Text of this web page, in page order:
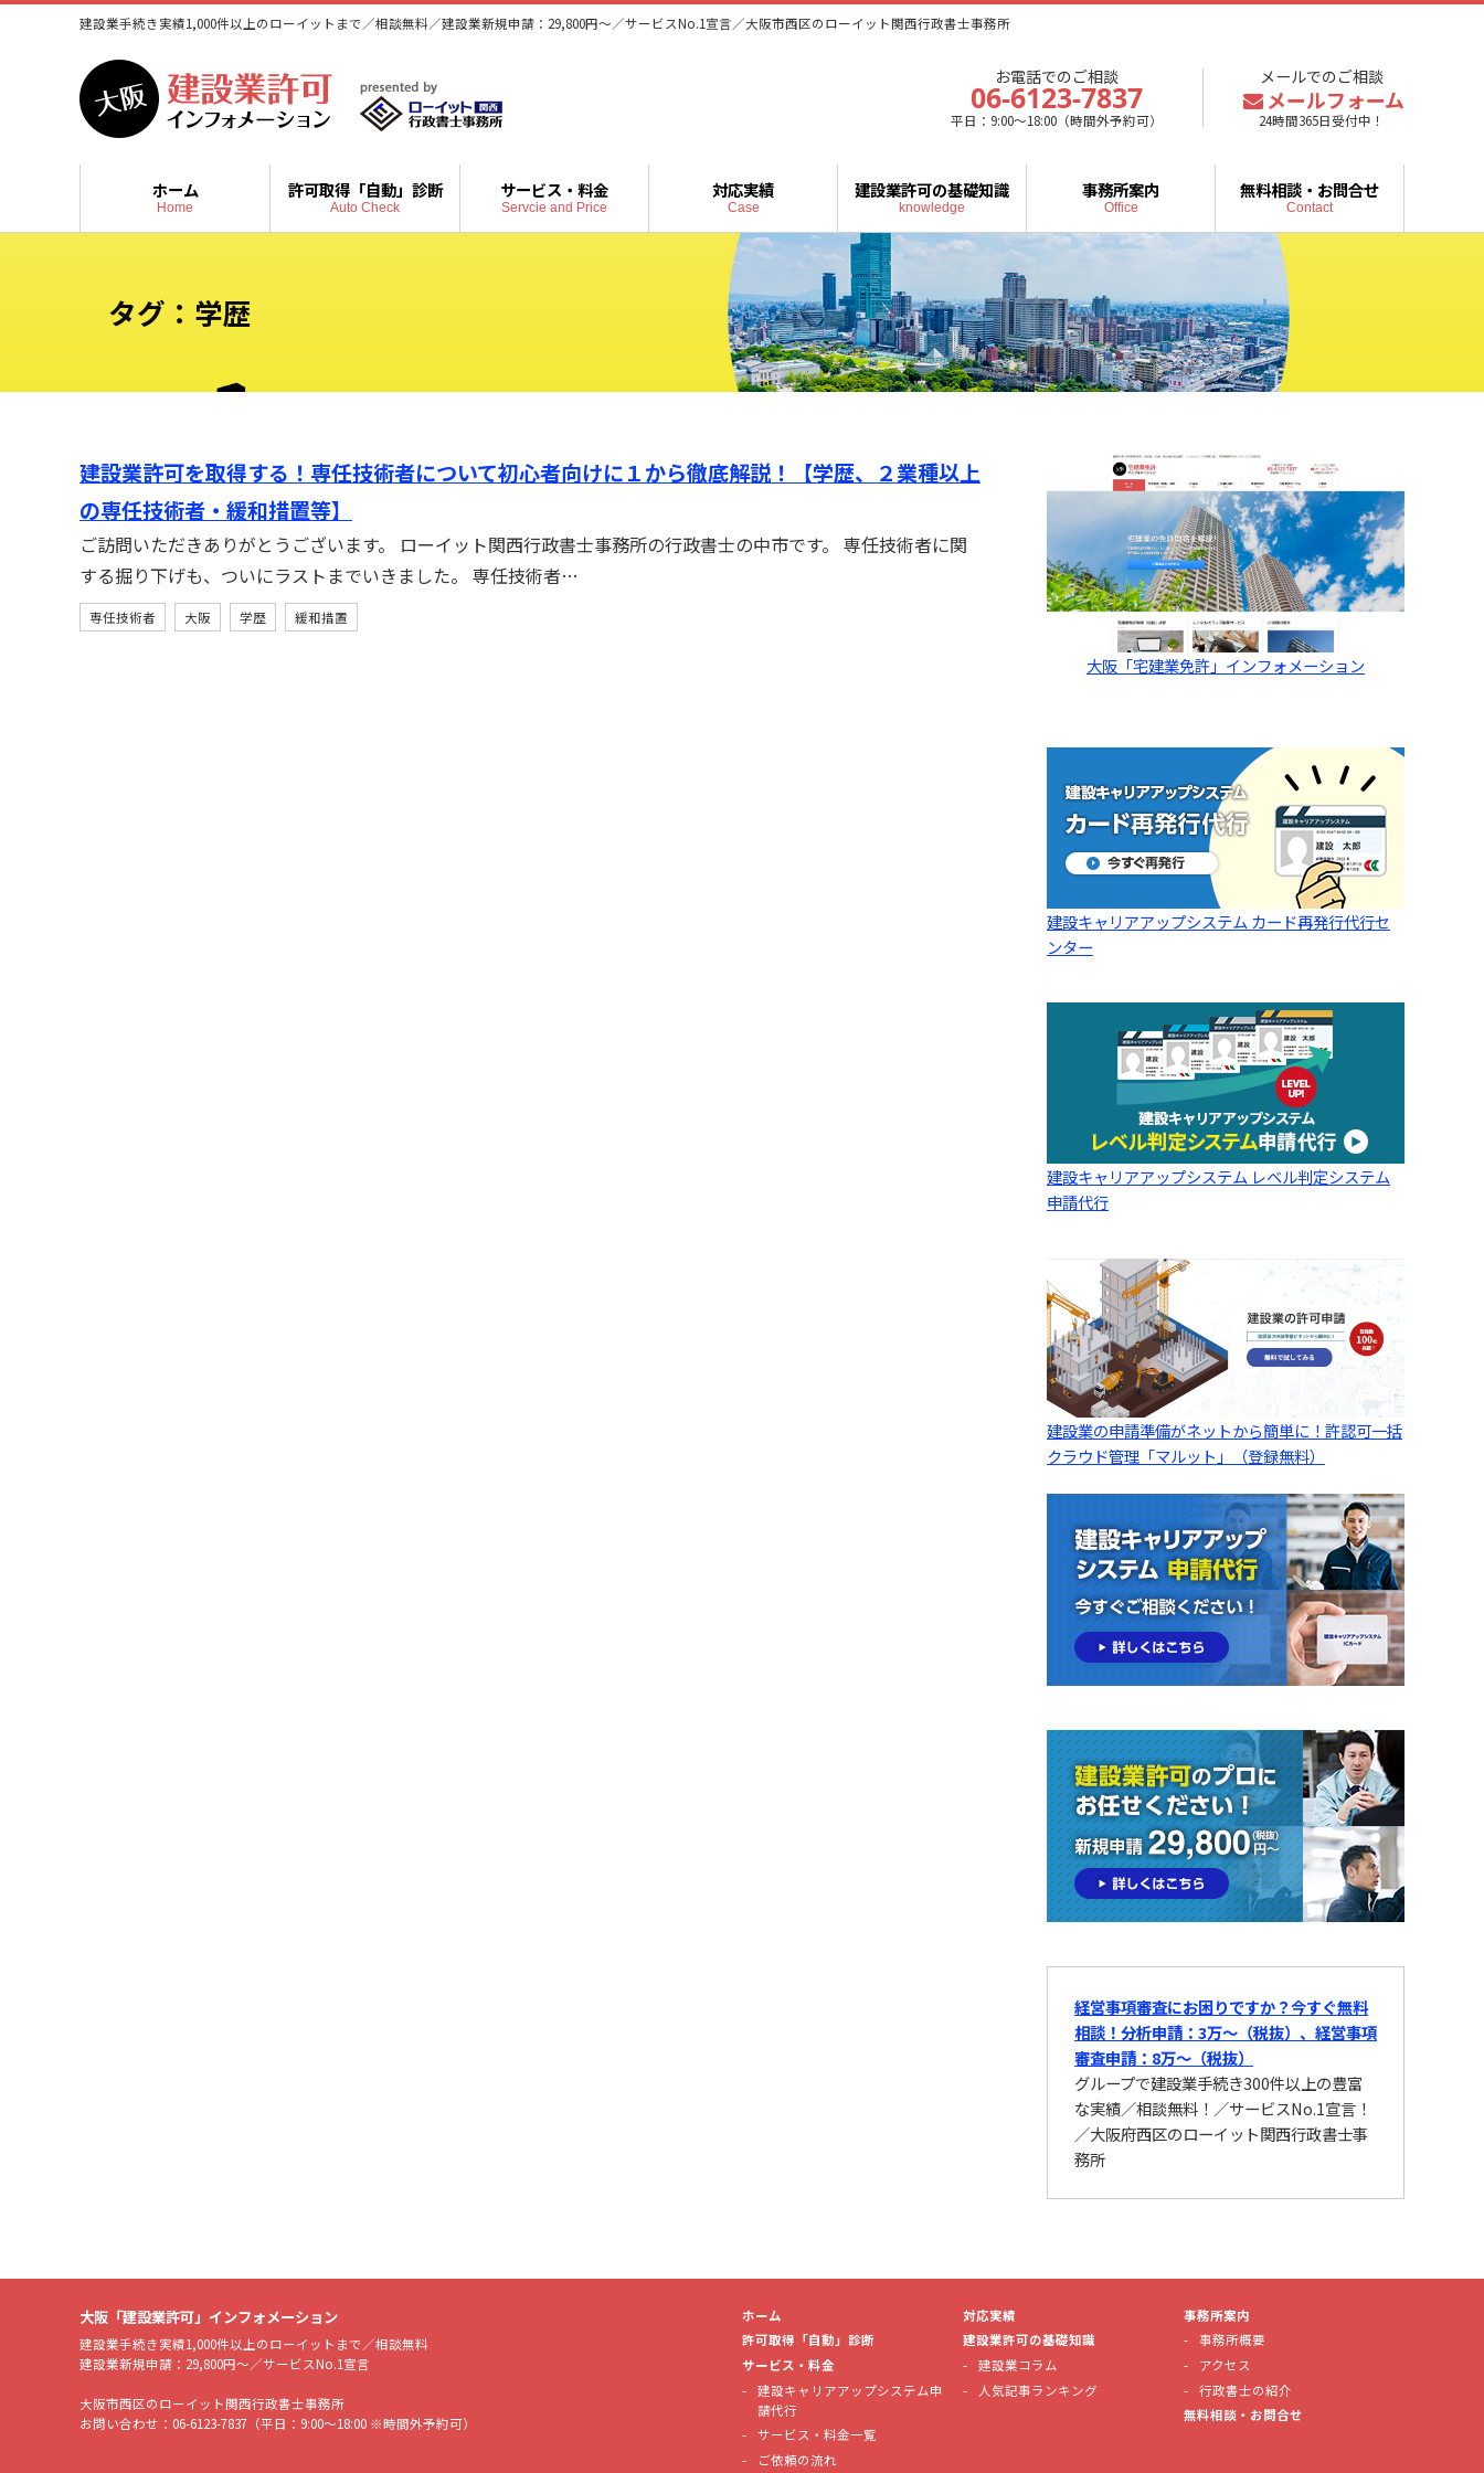
建設業手続き実績1,000件以上のローイットまで／相談無料／建設業新規申請：29,800円～／サービスNo.1宣言／大阪市西区のローイット関西行政書士事務所
お電話でのご相談
06-6123-7837
平日：9:00～18:00（時間外予約可）
メールでのご相談
メールフォーム
24時間365日受付中！
ホーム
Home
許可取得「自動」診断
Auto Check
サービス・料金
Servcie and Price
対応実績
Case
建設業許可の基礎知識
knowledge
事務所案内
Office
無料相談・お問合せ
Contact
タグ：学歴
建設業許可を取得する！専任技術者について初心者向けに１から徹底解説！【学歴、２業種以上
の専任技術者・緩和措置等】
ご訪問いただきありがとうございます。 ローイット関西行政書士事務所の行政書士の中市です。 専任技術者に関
する掘り下げも、ついにラストまでいきました。 専任技術者…
専任技術者 大阪 学歴 緩和措置
大阪「宅建業免許」インフォメーション
建設キャリアアップシステム カード再発行代行セ
ンター
建設キャリアアップシステム レベル判定システム
申請代行
建設業の申請準備がネットから簡単に！許認可一括
クラウド管理「マルット」（登録無料）
経営事項審査にお困りですか？今すぐ無料
相談！分析申請：3万〜（税抜）、経営事項
審査申請：8万〜（税抜）
グループで建設業手続き300件以上の豊富
な実績／相談無料！／サービスNo.1宣言！
／大阪府西区のローイット関西行政書士事
務所
大阪「建設業許可」インフォメーション
建設業手続き実績1,000件以上のローイットまで／相談無料
建設業新規申請：29,800円～／サービスNo.1宣言
大阪市西区のローイット関西行政書士事務所
お問い合わせ：06-6123-7837（平日：9:00～18:00 ※時間外予約可）
ホーム
許可取得「自動」診断
サービス・料金
建設キャリアアップシステム申
請代行
サービス・料金一覧
ご依頼の流れ
対応実績
建設業許可の基礎知識
建設業コラム
人気記事ランキング
事務所案内
事務所概要
アクセス
行政書士の紹介
無料相談・お問合せ